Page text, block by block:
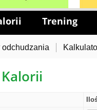
Trening
odchudzania